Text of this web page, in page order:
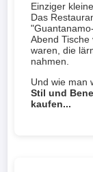
Einziger
Das
Abend
waren, die
nahmen.
Und wie man
Stil und
kaufen...